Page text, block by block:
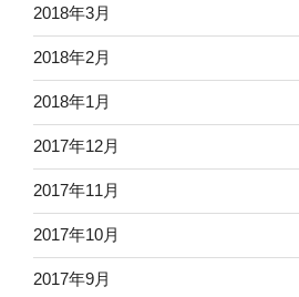
2018年3月
2018年2月
2018年1月
2017年12月
2017年11月
2017年10月
2017年9月